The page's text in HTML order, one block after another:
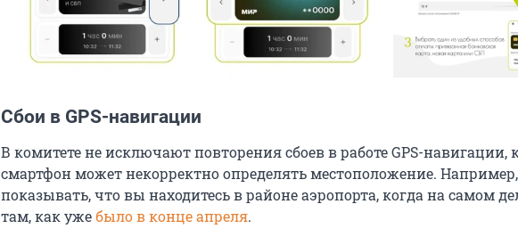
Сбои в GPS-навигации
В комитете не исключают повторения сбоев в работе GPS-навигации,
смартфон может некорректно определять местоположение.
показывать, что вы находитесь в районе аэропорта, когда на самом
там, как ужебыло в конце апреля.